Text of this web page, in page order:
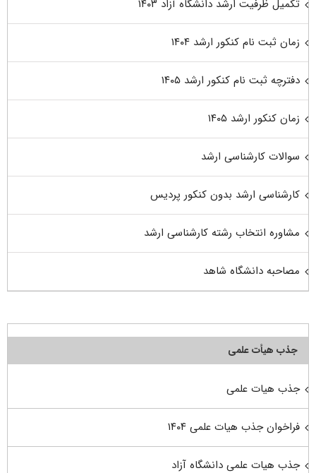
تکمیل ظرفیت ارشد دانشگاه آزاد ۱۴۰۳
زمان ثبت نام کنکور ارشد ۱۴۰۴
دفترچه ثبت نام کنکور ارشد ۱۴۰۵
زمان کنکور ارشد ۱۴۰۵
سوالات کارشناسی ارشد
کارشناسی ارشد بدون کنکور پردیس
مشاوره انتخاب رشته کارشناسی ارشد
مصاحبه دانشگاه شاهد
جذب هیأت علمی
جذب هیات علمی
فراخوان جذب هیات علمی ۱۴۰۴
جذب هیات علمی دانشگاه آزاد